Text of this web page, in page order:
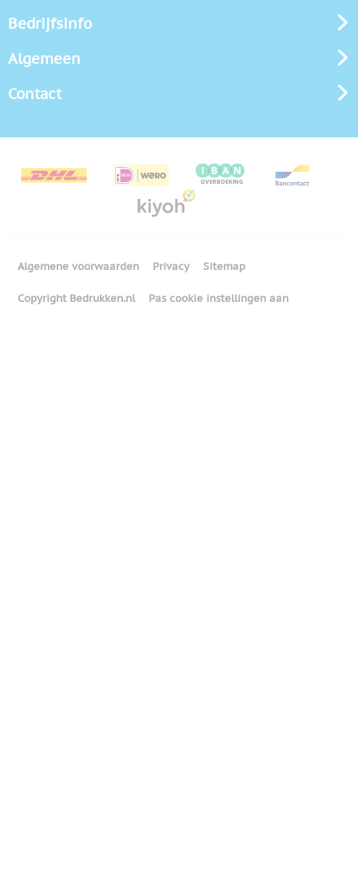
Bedrijfsinfo
Algemeen
Contact
Algemene voorwaarden Privacy Sitemap
Copyright Bedrukken.nl Pas cookie instellingen aan